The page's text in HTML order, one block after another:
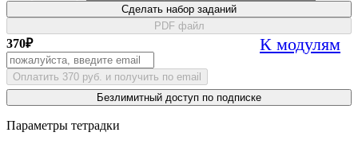
Сделать набор заданий
PDF файл
370₽ К модулям
Оплатить 370 руб. и получить по email
Безлимитный доступ по подписке
Параметры тетрадки